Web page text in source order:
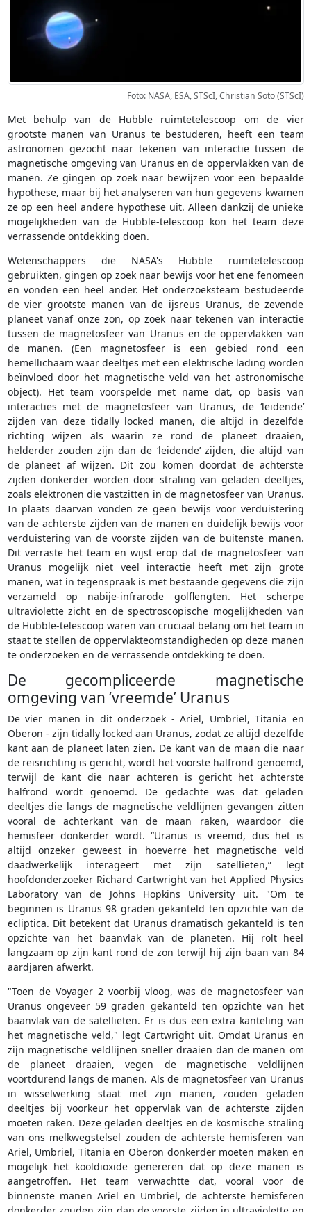
Foto: NASA, ESA, STScI, Christian Soto (STScI)
Met behulp van de Hubble ruimtetelescoop om de vier
grootste manen van Uranus te bestuderen, heeft een team
astronomen gezocht naar tekenen van interactie tussen de
magnetische omgeving van Uranus en de oppervlakken van de
manen. Ze gingen op zoek naar bewijzen voor een bepaalde
hypothese, maar bij het analyseren van hun gegevens kwamen
ze op een heel andere hypothese uit. Alleen dankzij de unieke
mogelijkheden van de Hubble-telescoop kon het team deze
verrassende ontdekking doen.
Wetenschappers die NASA's Hubble ruimtetelescoop
gebruikten, gingen op zoek naar bewijs voor het ene fenomeen
en vonden een heel ander. Het onderzoeksteam bestudeerde
de vier grootste manen van de ijsreus Uranus, de zevende
planeet vanaf onze zon, op zoek naar tekenen van interactie
tussen de magnetosfeer van Uranus en de oppervlakken van
de manen. (Een magnetosfeer is een gebied rond een
hemellichaam waar deeltjes met een elektrische lading worden
beïnvloed door het magnetische veld van het astronomische
object). Het team voorspelde met name dat, op basis van
interacties met de magnetosfeer van Uranus, de ‘leidende’
zijden van deze tidally locked manen, die altijd in dezelfde
richting wijzen als waarin ze rond de planeet draaien,
helderder zouden zijn dan de ‘leidende’ zijden, die altijd van
de planeet af wijzen. Dit zou komen doordat de achterste
zijden donkerder worden door straling van geladen deeltjes,
zoals elektronen die vastzitten in de magnetosfeer van Uranus.
In plaats daarvan vonden ze geen bewijs voor verduistering
van de achterste zijden van de manen en duidelijk bewijs voor
verduistering van de voorste zijden van de buitenste manen.
Dit verraste het team en wijst erop dat de magnetosfeer van
Uranus mogelijk niet veel interactie heeft met zijn grote
manen, wat in tegenspraak is met bestaande gegevens die zijn
verzameld op nabije-infrarode golflengten. Het scherpe
ultraviolette zicht en de spectroscopische mogelijkheden van
de Hubble-telescoop waren van cruciaal belang om het team in
staat te stellen de oppervlakteomstandigheden op deze manen
te onderzoeken en de verrassende ontdekking te doen.
De gecompliceerde magnetische
omgeving van ‘vreemde’ Uranus
De vier manen in dit onderzoek - Ariel, Umbriel, Titania en
Oberon - zijn tidally locked aan Uranus, zodat ze altijd dezelfde
kant aan de planeet laten zien. De kant van de maan die naar
de reisrichting is gericht, wordt het voorste halfrond genoemd,
terwijl de kant die naar achteren is gericht het achterste
halfrond wordt genoemd. De gedachte was dat geladen
deeltjes die langs de magnetische veldlijnen gevangen zitten
vooral de achterkant van de maan raken, waardoor die
hemisfeer donkerder wordt. “Uranus is vreemd, dus het is
altijd onzeker geweest in hoeverre het magnetische veld
daadwerkelijk interageert met zijn satellieten,” legt
hoofdonderzoeker Richard Cartwright van het Applied Physics
Laboratory van de Johns Hopkins University uit. "Om te
beginnen is Uranus 98 graden gekanteld ten opzichte van de
ecliptica. Dit betekent dat Uranus dramatisch gekanteld is ten
opzichte van het baanvlak van de planeten. Hij rolt heel
langzaam op zijn kant rond de zon terwijl hij zijn baan van 84
aardjaren afwerkt.
"Toen de Voyager 2 voorbij vloog, was de magnetosfeer van
Uranus ongeveer 59 graden gekanteld ten opzichte van het
baanvlak van de satellieten. Er is dus een extra kanteling van
het magnetische veld," legt Cartwright uit. Omdat Uranus en
zijn magnetische veldlijnen sneller draaien dan de manen om
de planeet draaien, vegen de magnetische veldlijnen
voortdurend langs de manen. Als de magnetosfeer van Uranus
in wisselwerking staat met zijn manen, zouden geladen
deeltjes bij voorkeur het oppervlak van de achterste zijden
moeten raken. Deze geladen deeltjes en de kosmische straling
van ons melkwegstelsel zouden de achterste hemisferen van
Ariel, Umbriel, Titania en Oberon donkerder moeten maken en
mogelijk het kooldioxide genereren dat op deze manen is
aangetroffen. Het team verwachtte dat, vooral voor de
binnenste manen Ariel en Umbriel, de achterste hemisferen